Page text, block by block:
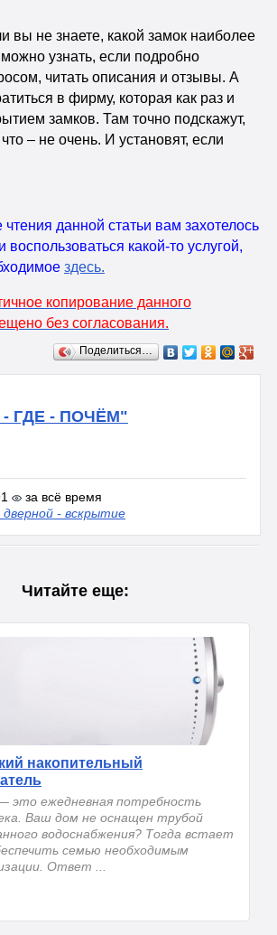
вы не знаете, какой замок наиболее
узнать, если подробно
читать описания и отзывы. А
в фирму, которая как раз и
замков. Там точно подскажут,
– не очень. И установят, если
данной статьи вам захотелось
воспользоваться какой-то услугой,
здесь.
копирование данного
без согласования.
Поделиться…
ГДЕ - ПОЧЁМ"
за всё время
- вскрытие
Читайте еще:
накопительный
это ежедневная потребность
Ваш дом не оснащен трубой
водоснабжения? Тогда встает
семью необходимым
Ответ ...